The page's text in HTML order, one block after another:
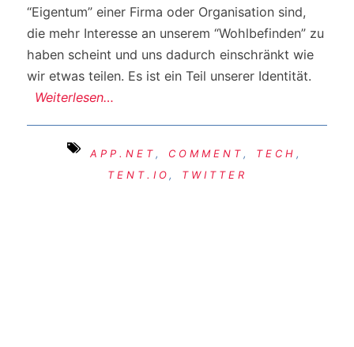
“Eigentum” einer Firma oder Organisation sind,
die mehr Interesse an unserem “Wohlbefinden” zu
haben scheint und uns dadurch einschränkt wie
wir etwas teilen. Es ist ein Teil unserer Identität.
Weiterlesen…
APP.NET, COMMENT, TECH ,
TENT.IO, TWITTER